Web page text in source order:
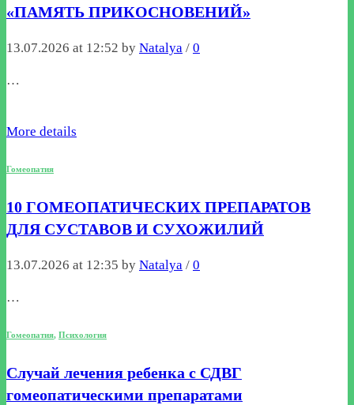
«ПАМЯТЬ ПРИКОСНОВЕНИЙ»
13.07.2026 at 12:52 by Natalya / 0
…
More details
Гомеопатия
10 ГОМЕОПАТИЧЕСКИХ ПРЕПАРАТОВ
ДЛЯ СУСТАВОВ И СУХОЖИЛИЙ
13.07.2026 at 12:35 by Natalya / 0
…
Гомеопатия, Психология
Случай лечения ребенка с СДВГ
гомеопатическими препаратами